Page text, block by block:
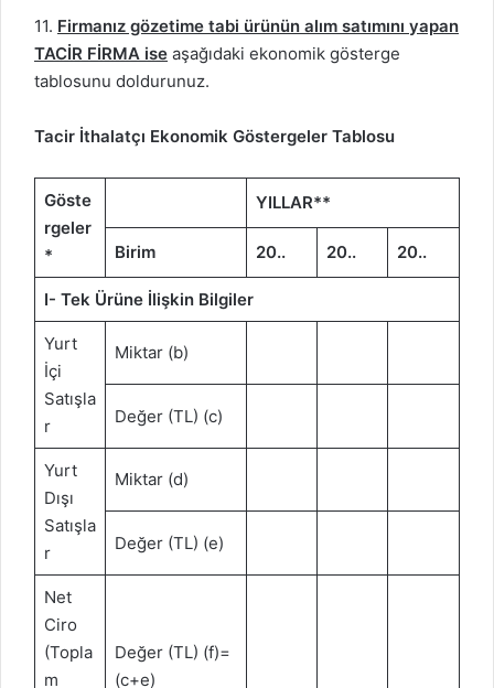
11. Firmanız gözetime tabi ürünün alım satımını yapan
TACİR FİRMA ise aşağıdaki ekonomik gösterge
tablosunu doldurunuz.
Tacir İthalatçı Ekonomik Göstergeler Tablosu
Göste
rgeler
*
YILLAR**
Birim 20.. 20.. 20..
I- Tek Ürüne İlişkin Bilgiler
Yurt
İçi
Satışla
r
Miktar (b)
Değer (TL) (c)
Yurt
Dışı
Satışla
r
Miktar (d)
Değer (TL) (e)
Net
Ciro
(Topla
m
Değer (TL) (f)=
(c+e)